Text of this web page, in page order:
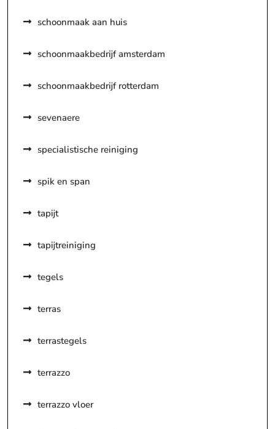
schoonmaak aan huis
schoonmaakbedrijf amsterdam
schoonmaakbedrijf rotterdam
sevenaere
specialistische reiniging
spik en span
tapijt
tapijtreiniging
tegels
terras
terrastegels
terrazzo
terrazzo vloer